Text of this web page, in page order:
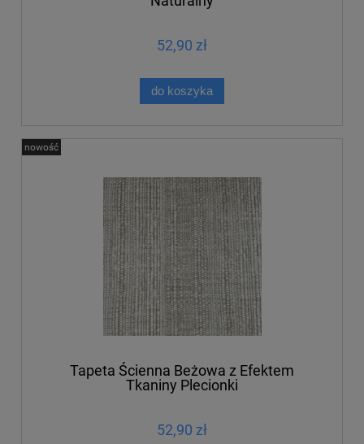
52,90 zł
do koszyka
Tapeta Ścienna Beżowa z Efektem
Tkaniny Plecionki
52,90 zł
nowość